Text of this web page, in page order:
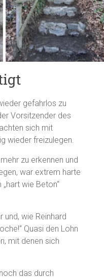
gefahrlos zu
Vorsitzender des
sich mit
wieder freizulegen.
zu erkennen und
war extrem harte
wie Beton“
wie Reinhard
Quasi den Lohn
mit denen sich
das durch